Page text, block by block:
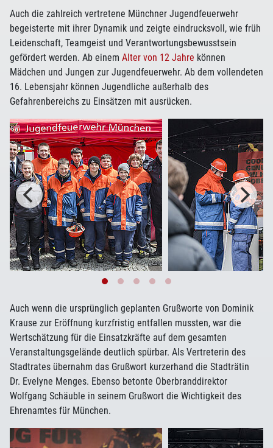
Auch die zahlreich vertretene Münchner Jugendfeuerwehr
begeisterte mit ihrer Dynamik und zeigte eindrucksvoll, wie früh
Leidenschaft, Teamgeist und Verantwortungsbewusstsein
gefördert werden. Ab einem Alter von 12 Jahre können
Mädchen und Jungen zur Jugendfeuerwehr. Ab dem vollendeten
16. Lebensjahr können Jugendliche außerhalb des
Gefahrenbereichs zu Einsätzen mit ausrücken.
Auch wenn die ursprünglich geplanten Grußworte von Dominik
Krause zur Eröffnung kurzfristig entfallen mussten, war die
Wertschätzung für die Einsatzkräfte auf dem gesamten
Veranstaltungsgelände deutlich spürbar. Als Vertreterin des
Stadtrates übernahm das Grußwort kurzerhand die Stadträtin
Dr. Evelyne Menges. Ebenso betonte Oberbranddirektor
Wolfgang Schäuble in seinem Grußwort die Wichtigkeit des
Ehrenamtes für München.